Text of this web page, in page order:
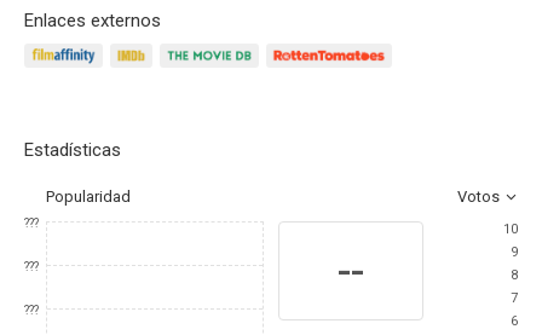
Enlaces externos
Estadísticas
Popularidad Votos
???
???
???
--
10
9
8
7
6